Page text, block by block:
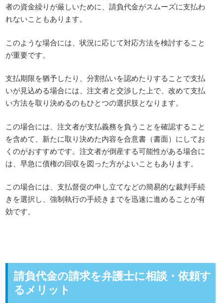
者の資金繰りが厳しいために、請負代金がスムーズに支払わ
れないこともあります。
このような場合には、状況に応じて対応方法を検討すること
が重要です。
支払期限を猶予したり、分割払いを認めたりすることで支払
いが見込める場合には、注文者と交渉した上で、改めて支払
い方法を取り決めるのもひとつの選択肢となります。
この場合には、注文者が支払義務を負うことを確認すること
を含めて、新たに取り決めた内容を合意書（書面）にしてお
くのがおすすめです。注文者が倒産する可能性がある場合に
は、早急に債権の回収を図った方がよいこともあります。
この場合には、支払督促の申し立てなどの簡易的な裁判手続
きを選択し、強制執行の手続きまでを迅速に進めることが有
効です。
請負代金の請求を弁護士に相談・依頼す
るメリット